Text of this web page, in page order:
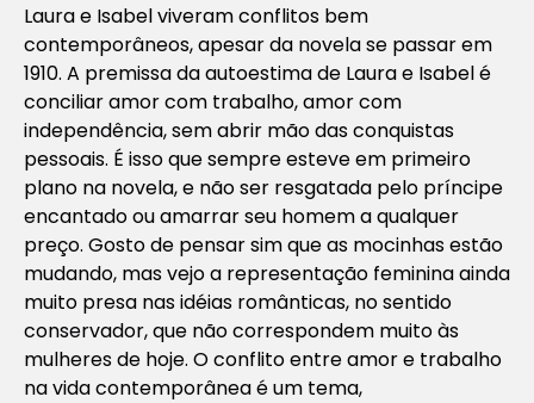
Laura e Isabel viveram conflitos bem
contemporâneos, apesar da novela se passar em
1910. A premissa da autoestima de Laura e Isabel é
conciliar amor com trabalho, amor com
independência, sem abrir mão das conquistas
pessoais. É isso que sempre esteve em primeiro
plano na novela, e não ser resgatada pelo príncipe
encantado ou amarrar seu homem a qualquer
preço. Gosto de pensar sim que as mocinhas estão
mudando, mas vejo a representação feminina ainda
muito presa nas idéias românticas, no sentido
conservador, que não correspondem muito às
mulheres de hoje. O conflito entre amor e trabalho
na vida contemporânea é um tema,